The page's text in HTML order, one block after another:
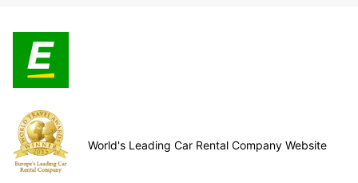
World's Leading Car Rental Company Website